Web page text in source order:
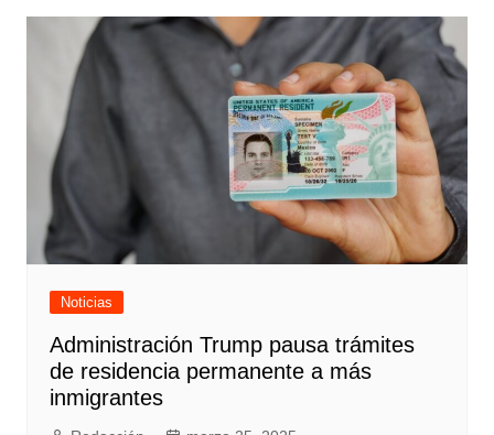
Noticias
Administración Trump pausa trámites
de residencia permanente a más
inmigrantes